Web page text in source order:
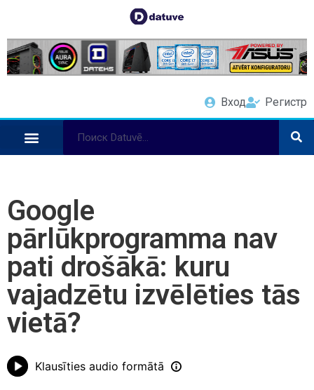
Вход Регистр
Google
pārlūkprogramma nav
pati drošākā: kuru
vajadzētu izvēlēties tās
vietā?
Klausīties audio formātā